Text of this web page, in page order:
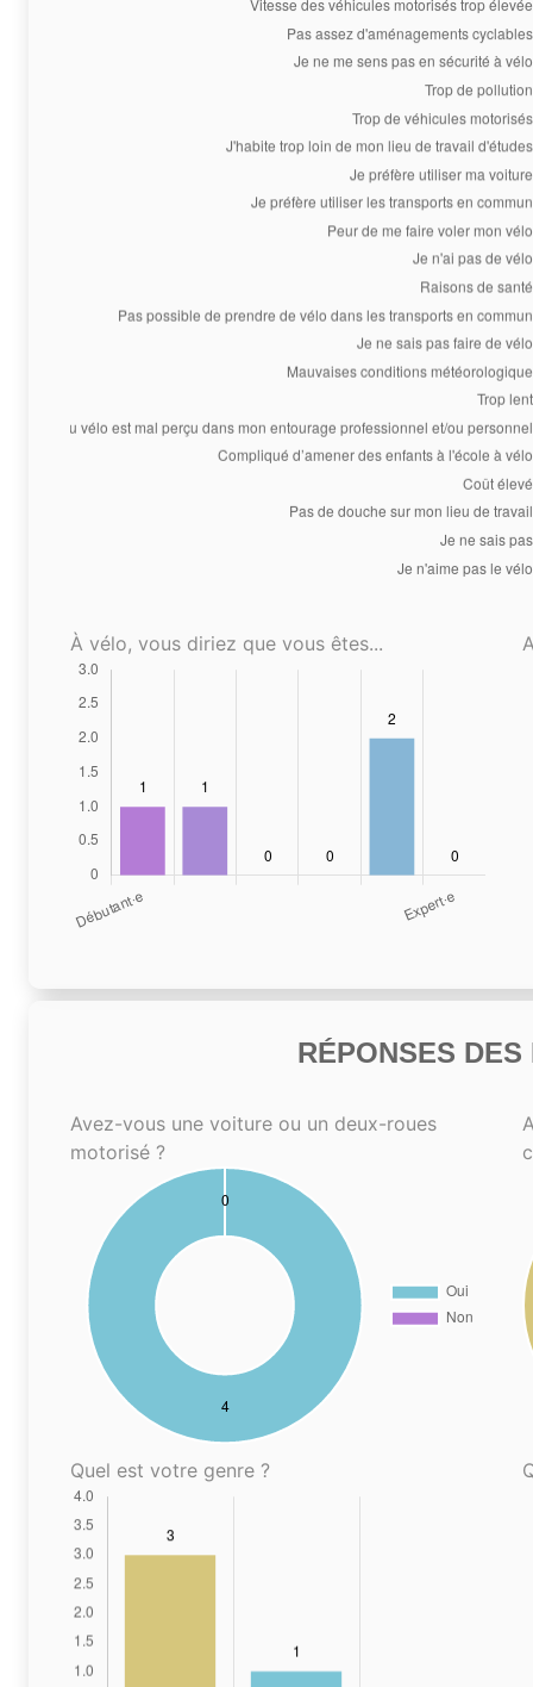
À vélo, vous diriez que vous êtes...
RÉPONSES
Avez-vous une voiture ou un deux-roues
motorisé ?
Quel est votre genre ?